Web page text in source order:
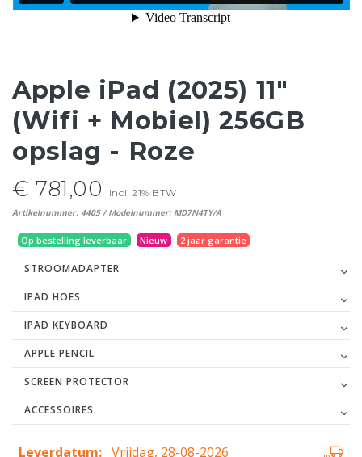
Apple iPad (2025) 11"
(Wifi + Mobiel) 256GB
opslag - Roze
€ 781,00 incl. 21% BTW
Artikelnummer: 4405 / Modelnummer: MD7N4TY/A
Op bestelling leverbaar Nieuw 2 jaar garantie
STROOMADAPTER
IPAD HOES
IPAD KEYBOARD
APPLE PENCIL
SCREEN PROTECTOR
ACCESSOIRES
Leverdatum: Vrijdag, 28-08-2026 ...